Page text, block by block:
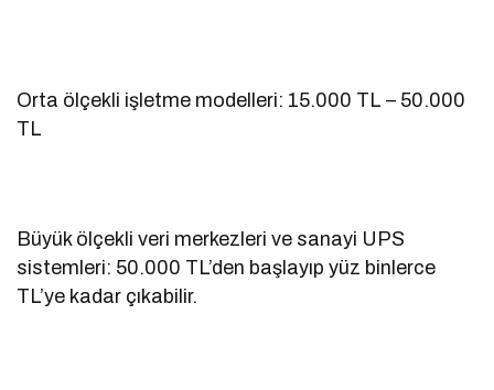
Orta ölçekli işletme modelleri: 15.000 TL – 50.000
TL
Büyük ölçekli veri merkezleri ve sanayi UPS
sistemleri: 50.000 TL’den başlayıp yüz binlerce
TL’ye kadar çıkabilir.